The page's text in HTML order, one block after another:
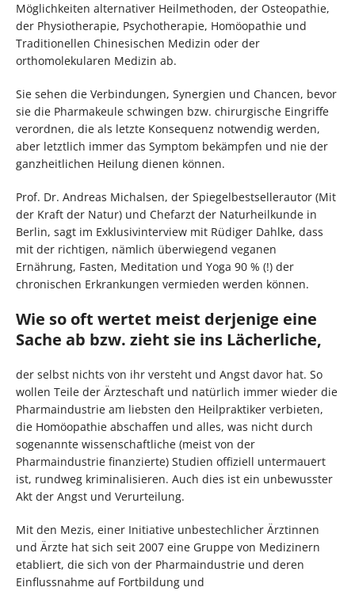
Möglichkeiten alternativer Heilmethoden, der Osteopathie,
der Physiotherapie, Psychotherapie, Homöopathie und
Traditionellen Chinesischen Medizin oder der
orthomolekularen Medizin ab.
Sie sehen die Verbindungen, Synergien und Chancen, bevor
sie die Pharmakeule schwingen bzw. chirurgische Eingriffe
verordnen, die als letzte Konsequenz notwendig werden,
aber letztlich immer das Symptom bekämpfen und nie der
ganzheitlichen Heilung dienen können.
Prof. Dr. Andreas Michalsen, der Spiegelbestsellerautor (Mit
der Kraft der Natur) und Chefarzt der Naturheilkunde in
Berlin, sagt im Exklusivinterview mit Rüdiger Dahlke, dass
mit der richtigen, nämlich überwiegend veganen
Ernährung, Fasten, Meditation und Yoga 90 % (!) der
chronischen Erkrankungen vermieden werden können.
Wie so oft wertet meist derjenige eine
Sache ab bzw. zieht sie ins Lächerliche,
der selbst nichts von ihr versteht und Angst davor hat. So
wollen Teile der Ärzteschaft und natürlich immer wieder die
Pharmaindustrie am liebsten den Heilpraktiker verbieten,
die Homöopathie abschaffen und alles, was nicht durch
sogenannte wissenschaftliche (meist von der
Pharmaindustrie finanzierte) Studien offiziell untermauert
ist, rundweg kriminalisieren. Auch dies ist ein unbewusster
Akt der Angst und Verurteilung.
Mit den Mezis, einer Initiative unbestechlicher Ärztinnen
und Ärzte hat sich seit 2007 eine Gruppe von Medizinern
etabliert, die sich von der Pharmaindustrie und deren
Einflussnahme auf Fortbildung und